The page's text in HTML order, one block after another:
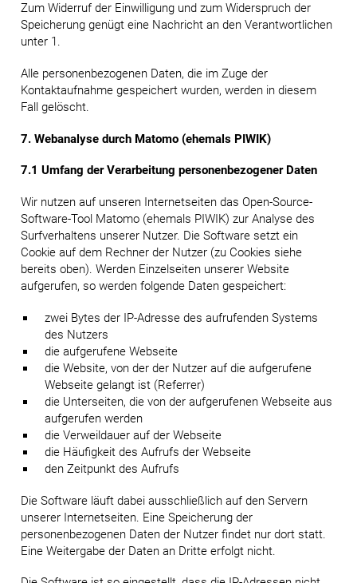
Zum Widerruf der Einwilligung und zum Widerspruch der
Speicherung genügt eine Nachricht an den Verantwortlichen
unter 1.
Alle personenbezogenen Daten, die im Zuge der
Kontaktaufnahme gespeichert wurden, werden in diesem
Fall gelöscht.
7. Webanalyse durch Matomo (ehemals PIWIK)
7.1 Umfang der Verarbeitung personenbezogener Daten
Wir nutzen auf unseren Internetseiten das Open-Source-
Software-Tool Matomo (ehemals PIWIK) zur Analyse des
Surfverhaltens unserer Nutzer. Die Software setzt ein
Cookie auf dem Rechner der Nutzer (zu Cookies siehe
bereits oben). Werden Einzelseiten unserer Website
aufgerufen, so werden folgende Daten gespeichert:
zwei Bytes der IP-Adresse des aufrufenden Systems
des Nutzers
die aufgerufene Webseite
die Website, von der der Nutzer auf die aufgerufene
Webseite gelangt ist (Referrer)
die Unterseiten, die von der aufgerufenen Webseite aus
aufgerufen werden
die Verweildauer auf der Webseite
die Häufigkeit des Aufrufs der Webseite
den Zeitpunkt des Aufrufs
Die Software läuft dabei ausschließlich auf den Servern
unserer Internetseiten. Eine Speicherung der
personenbezogenen Daten der Nutzer findet nur dort statt.
Eine Weitergabe der Daten an Dritte erfolgt nicht.